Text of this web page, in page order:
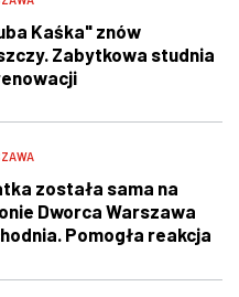
Kaśka" znów
Zabytkowa studnia
została sama na
Dworca Warszawa
Pomogła reakcja